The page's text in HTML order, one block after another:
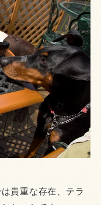
貴重な存在、テラ